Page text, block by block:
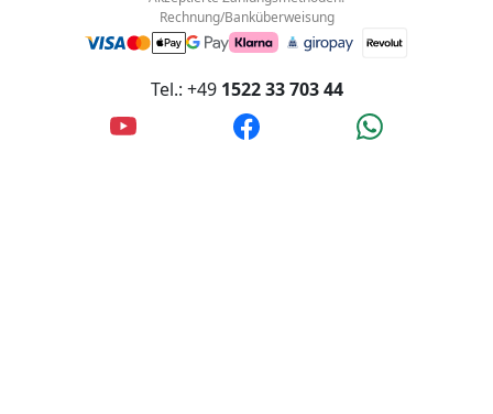
Akzeptierte Zahlungsmethoden:
Rechnung/Banküberweisung
1522 33 703 44